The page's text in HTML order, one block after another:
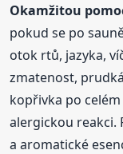
Okamžitou
pokud se po
otok rtů, jazyka,
zmatenost,
kopřivka po
alergickou reakci.
a aromatické